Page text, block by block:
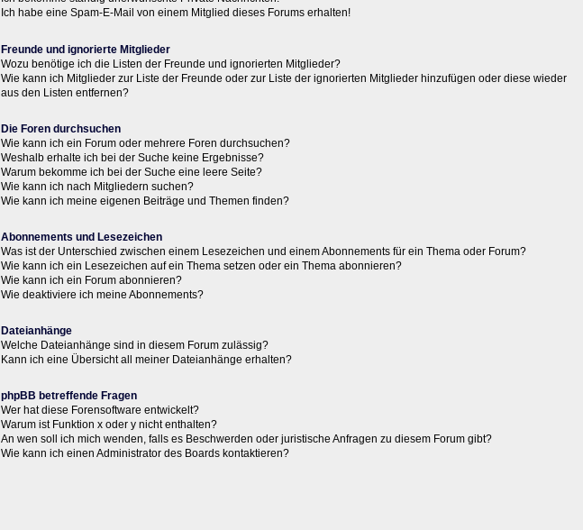
Ich habe eine Spam-E-Mail von einem Mitglied dieses Forums erhalten!
Freunde und ignorierte Mitglieder
Wozu benötige ich die Listen der Freunde und ignorierten Mitglieder?
Wie kann ich Mitglieder zur Liste der Freunde oder zur Liste der ignorierten Mitglieder hinzufügen oder diese wieder
aus den Listen entfernen?
Die Foren durchsuchen
Wie kann ich ein Forum oder mehrere Foren durchsuchen?
Weshalb erhalte ich bei der Suche keine Ergebnisse?
Warum bekomme ich bei der Suche eine leere Seite?
Wie kann ich nach Mitgliedern suchen?
Wie kann ich meine eigenen Beiträge und Themen finden?
Abonnements und Lesezeichen
Was ist der Unterschied zwischen einem Lesezeichen und einem Abonnements für ein Thema oder Forum?
Wie kann ich ein Lesezeichen auf ein Thema setzen oder ein Thema abonnieren?
Wie kann ich ein Forum abonnieren?
Wie deaktiviere ich meine Abonnements?
Dateianhänge
Welche Dateianhänge sind in diesem Forum zulässig?
Kann ich eine Übersicht all meiner Dateianhänge erhalten?
phpBB betreffende Fragen
Wer hat diese Forensoftware entwickelt?
Warum ist Funktion x oder y nicht enthalten?
An wen soll ich mich wenden, falls es Beschwerden oder juristische Anfragen zu diesem Forum gibt?
Wie kann ich einen Administrator des Boards kontaktieren?